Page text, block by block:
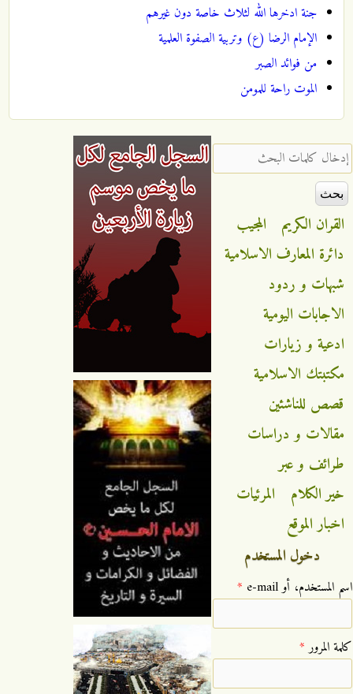
جنة ادخرها الله لثلاث خاصة دون غيرهم
الإمام الرضا (ع) وتربية الصفوة العلمية
من فوائد الصبر
الموت راحة للمومن
‏إدخال كلمات البحث ‏
القران الكريم
المجيب
دائرة المعارف الاسلامية
شبهات و ردود
الاجابات اليومية
ادعية و زيارات
مكتبتك الاسلامية
قصص للناشئين
مقالات و دراسات
طرائف و عبر
خير الكلام
المرئيات
اخبار الموقع
دخول المستخدم
‏اسم المستخدم، أو e-mail ‏ *
‏كلمة المرور ‏*